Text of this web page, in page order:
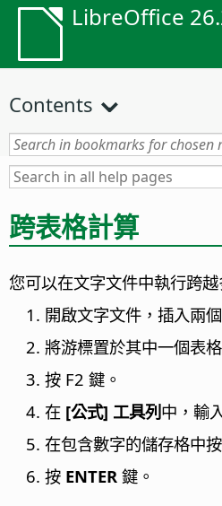
LibreOffice
Contents
跨表格計算
您可以在文字文件中執行跨越
開啟文字文件，插入兩
將游標置於其中一個表
按 F2 鍵。
在 [公式] 工具列 中，輸
在包含數字的儲存格中
按 ENTER 鍵。